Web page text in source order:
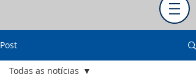
Post
Todas as notícias